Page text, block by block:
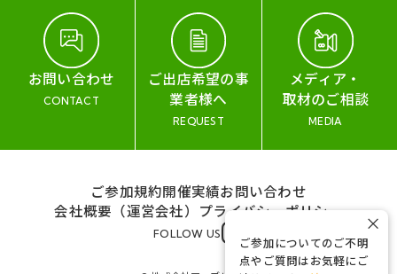
お問い合わせ
CONTACT
ご出店希望の事
業者様へ
REQUEST
メディア・
取材のご相談
MEDIA
ご参加規約開催実績お問い合わせ
会社概要（運営会社） プライバシーポリシー
FOLLOW US
ご参加についてのご不明
点やご質問はお気軽にご
×